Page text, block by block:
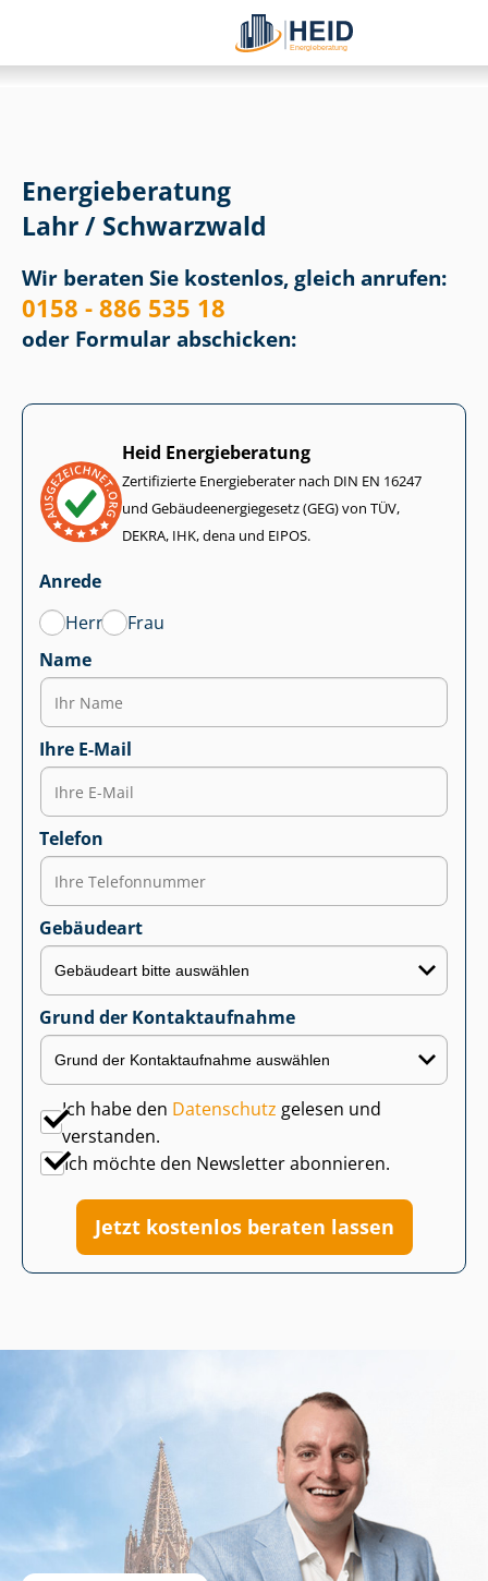
Energieberatung
Lahr / Schwarzwald
Wir beraten Sie kostenlos, gleich anrufen:
0158 - 886 535 18
oder Formular abschicken:
Heid Energieberatung
Zertifizierte Energieberater nach DIN EN 16247
und Ge­bäu­de­en­er­gie­ge­setz (GEG) von TÜV,
DEKRA, IHK, dena und EIPOS.
Anrede
Herr
Frau
Name
Ihre E-Mail
Telefon
Gebäudeart
Grund der Kontaktaufnahme
Ich habe den Datenschutz gelesen und
verstanden.
Ich möchte den Newsletter abonnieren.
Jetzt kostenlos beraten lassen